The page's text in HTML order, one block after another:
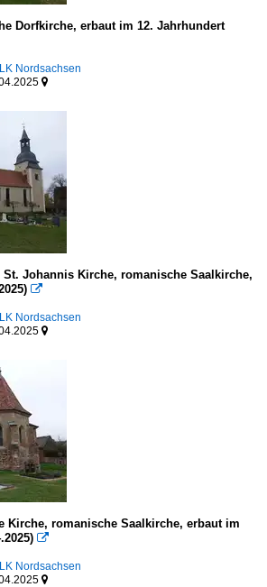
Dorfkirche, erbaut im 12. Jahrhundert
Nordsachsen

Johannis Kirche, romanische Saalkirche,

Nordsachsen

Kirche, romanische Saalkirche, erbaut im

Nordsachsen
